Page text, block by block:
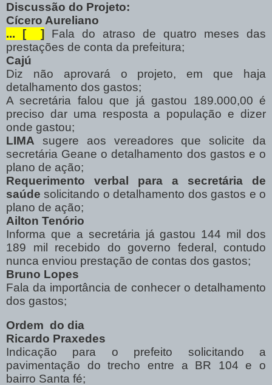
Discussão do Projeto:
Cícero Aureliano
... [
]
Fala do atraso de quatro meses das
prestações de conta da prefeitura;
Cajú
Diz não aprovará o projeto, em que haja
detalhamento dos gastos;
A secretária falou que já gastou 189.000,00 é
preciso dar uma resposta a população e dizer
onde gastou;
LIMA sugere aos vereadores que solicite da
secretária Geane o detalhamento dos gastos e o
plano de ação;
Requerimento verbal para a secretária de
saúde solicitando o detalhamento dos gastos e o
plano de ação;
Ailton Tenório
Informa que a secretária já gastou 144 mil dos
189 mil recebido do governo federal, contudo
nunca enviou prestação de contas dos gastos;
Bruno Lopes
Fala da importância de conhecer o detalhamento
dos gastos;
Ordem do dia
Ricardo Praxedes
Indicação para o prefeito solicitando a
pavimentação do trecho entre a BR 104 e o
bairro Santa fé;